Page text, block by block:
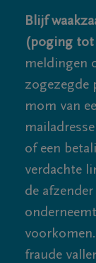
Blijf
(poging
meldingen
zogezegde
mom van
of een
verdachte
de
fraude